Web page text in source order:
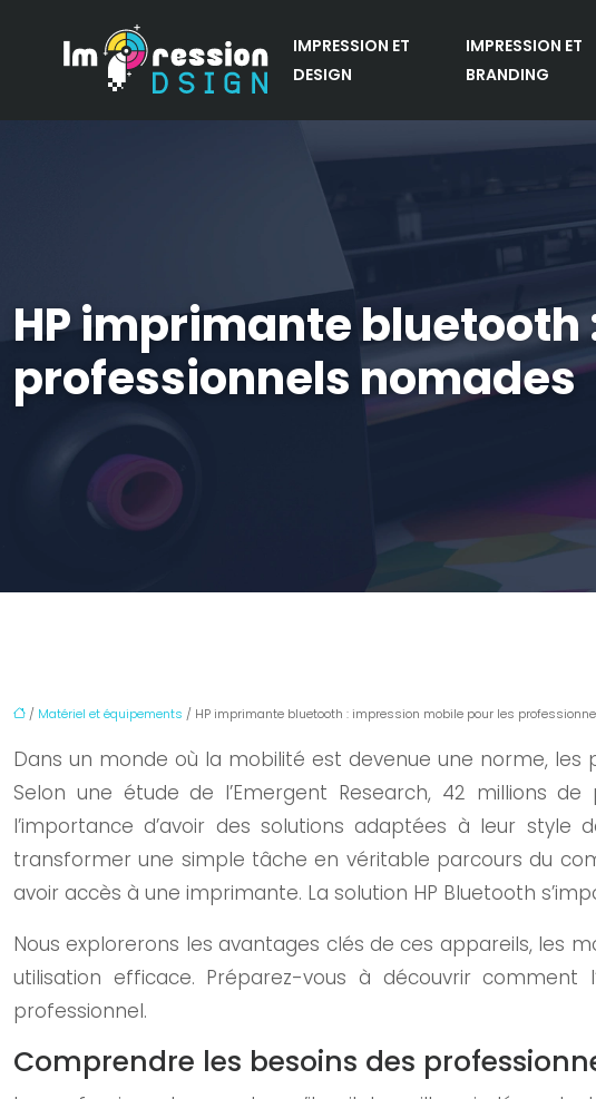
IMPRESSION ET
DESIGN
IMPRESSION ET
BRANDING
HP imprimante
professionnels nomades
/ Matériel et équipements / HP imprimante bluetooth : impression mobile pour les
Dans un monde où la mobilité est devenue une norme,
Selon une étude de l’Emergent Research, 42 millions
l’importance d’avoir des solutions adaptées à leur
transformer une simple tâche en véritable parcours du
avoir accès à une imprimante. La solution HP Bluetooth
Nous explorerons les avantages clés de ces appareils, les
utilisation efficace. Préparez-vous à découvrir
professionnel.
Comprendre les besoins des